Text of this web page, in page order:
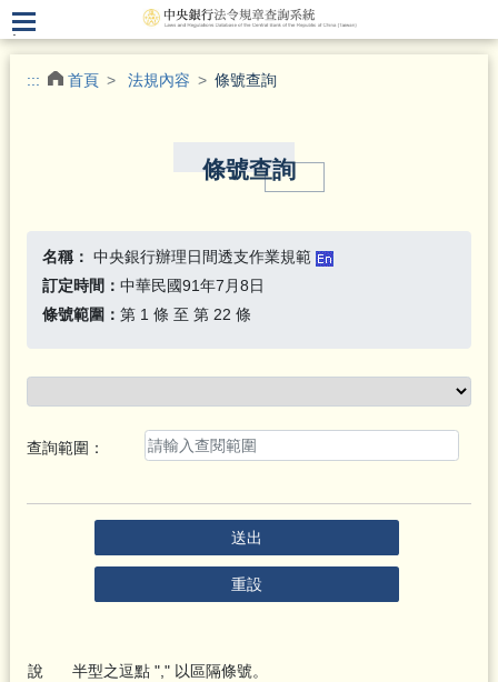
.
::: 首頁 法規內容 條號查詢
條號查詢
名稱： 中央銀行辦理日間透支作業規範
訂定時間： 中華民國91年7月8日
條號範圍： 第 1 條 至 第 22 條
查詢範圍：
送出
重設
說
半型之逗點 "," 以區隔條號。